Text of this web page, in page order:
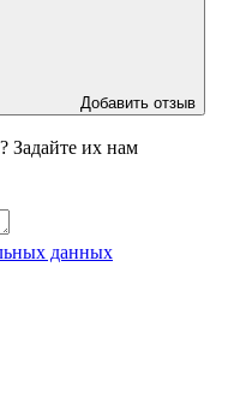
Добавить отзыв
Задайте их нам
данных